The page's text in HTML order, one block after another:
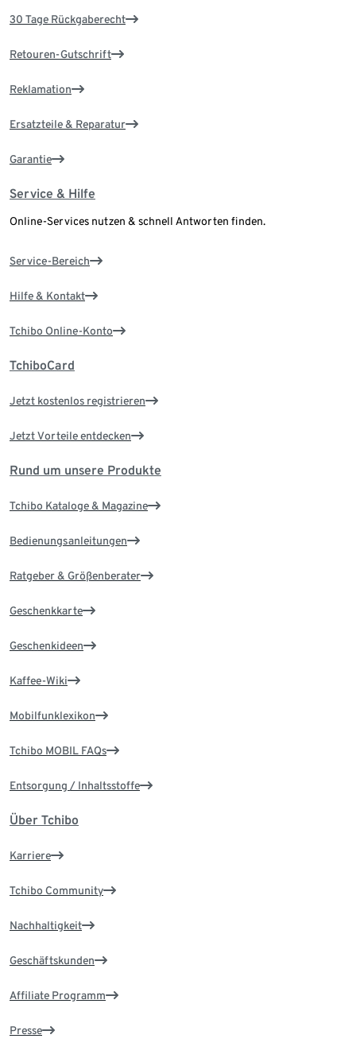
30 Tage Rückgaberecht
Retouren-Gutschrift
Reklamation
Ersatzteile & Reparatur
Garantie
Service & Hilfe
Online-Services nutzen & schnell Antworten finden.
Service-Bereich
Hilfe & Kontakt
Tchibo Online-Konto
TchiboCard
Jetzt kostenlos registrieren
Jetzt Vorteile entdecken
Rund um unsere Produkte
Tchibo Kataloge & Magazine
Bedienungsanleitungen
Ratgeber & Größenberater
Geschenkkarte
Geschenkideen
Kaffee-Wiki
Mobilfunklexikon
Tchibo MOBIL FAQs
Entsorgung / Inhaltsstoffe
Über Tchibo
Karriere
Tchibo Community
Nachhaltigkeit
Geschäftskunden
Affiliate Programm
Presse